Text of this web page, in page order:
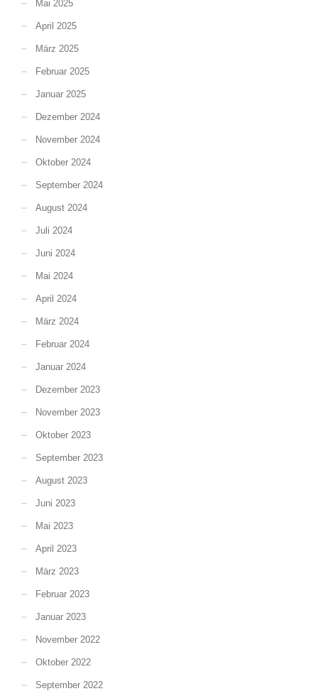
Mai 2025
April 2025
März 2025
Februar 2025
Januar 2025
Dezember 2024
November 2024
Oktober 2024
September 2024
August 2024
Juli 2024
Juni 2024
Mai 2024
April 2024
März 2024
Februar 2024
Januar 2024
Dezember 2023
November 2023
Oktober 2023
September 2023
August 2023
Juni 2023
Mai 2023
April 2023
März 2023
Februar 2023
Januar 2023
November 2022
Oktober 2022
September 2022